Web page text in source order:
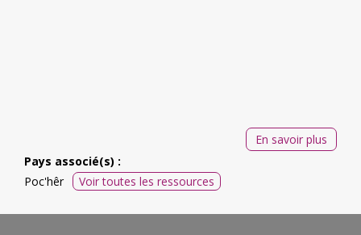
En savoir plus
Pays associé(s) :
Poc'hêr
Voir toutes les ressources